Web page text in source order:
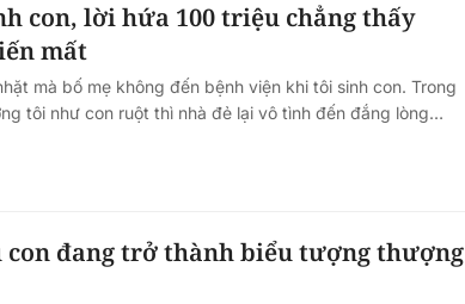
con, lời hứa 100 triệu chẳng thấy
mất
mà bố mẹ không đến bệnh viện khi tôi sinh con. Trong
tôi như con ruột thì nhà đẻ lại vô tình đến đắng lòng…
con đang trở thành biểu tượng thượng